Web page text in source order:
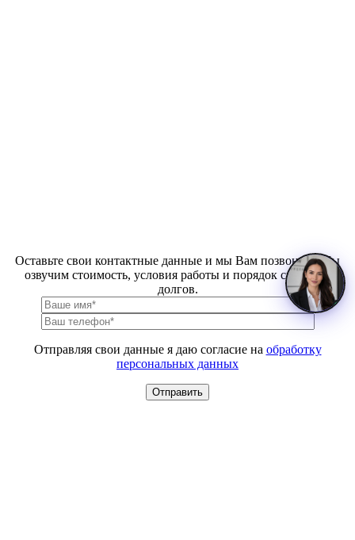
Оставьте свои контактные данные и мы Вам позвоним. Мы
озвучим стоимость, условия работы и порядок списания
долгов.
Отправляя свои данные я даю согласие на обработку
персональных данных